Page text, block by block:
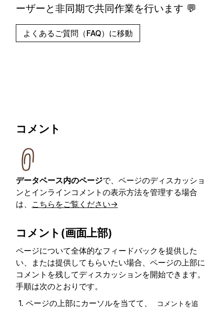
ーザーと非同期で共同作業を行います 💬
よくあるご質問（FAQ）に移動
コメント
データベース内のページで、ページのディスカッショ
ンとインラインコメントの表示方法を管理する場合
は、 こちらをご覧ください→
コメント(画面上部)
ページについて全体的なフィードバックを提供した
い、または提供してもらいたい場合、ページの上部に
コメントを残してディスカッションを開始できます。
手順は次のとおりです。
ページの上部にカーソルを当てて、
コメントを追